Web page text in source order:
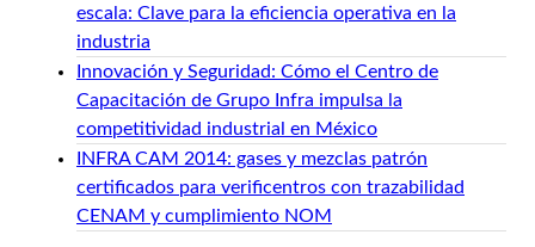
escala: Clave para la eficiencia operativa en la
industria
Innovación y Seguridad: Cómo el Centro de
Capacitación de Grupo Infra impulsa la
competitividad industrial en México
INFRA CAM 2014: gases y mezclas patrón
certificados para verificentros con trazabilidad
CENAM y cumplimiento NOM